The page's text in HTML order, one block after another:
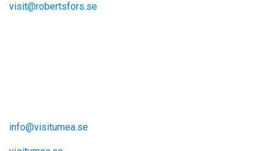
visit@robertsfors.se
info@visitumea.se